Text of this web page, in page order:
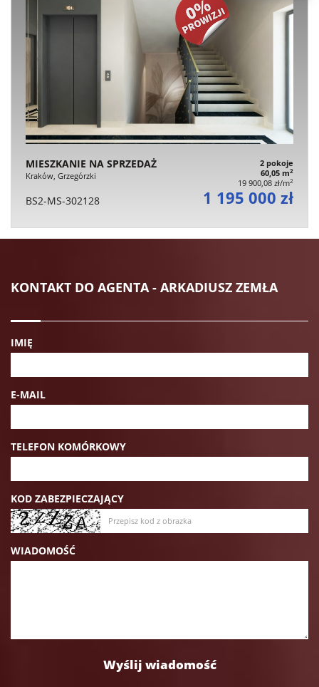
MIESZKANIE NA SPRZEDAŻ
Kraków, Grzegórzki
2 pokoje
60,05 m2
19 900,08 zł/m2
BS2-MS-302128 1 195 000 zł
KONTAKT DO AGENTA - ARKADIUSZ ZEMŁA
IMIĘ
E-MAIL
TELEFON KOMÓRKOWY
KOD ZABEZPIECZAJĄCY
WIADOMOŚĆ